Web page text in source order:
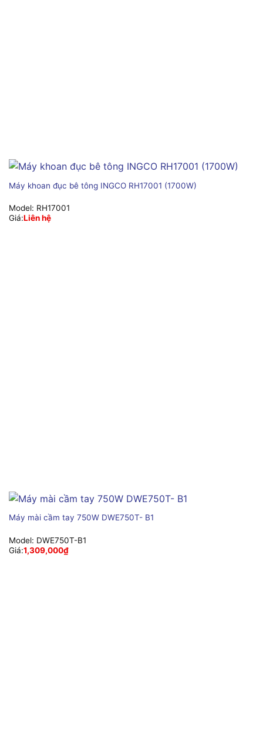
Máy khoan đục bê tông INGCO RH17001 (1700W)
Model: RH17001
Giá:Liên hệ
Máy mài cầm tay 750W DWE750T- B1
Model: DWE750T-B1
Giá:1,309,000₫